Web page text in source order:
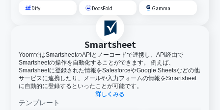
Dify DocsFold Gamma
Smartsheet
YoomではSmartsheetのAPIとノーコードで連携し、API経由で
Smartsheetの操作を自動化することができます。 例えば、
Smartsheetに登録された情報をSalesforceやGoogle Sheetsなどの他
サービスに連携したり、メールや入力フォームの情報をSmartsheet
に自動的に登録するといったことが可能です。
詳しくみる
テンプレート